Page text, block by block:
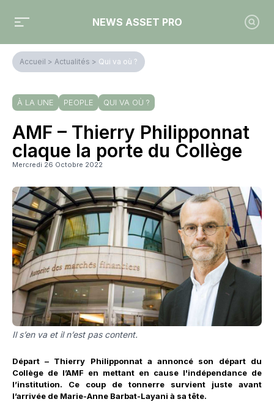
NEWS ASSET PRO
Accueil > Actualités > Qui va où ?
À LA UNE PEOPLE QUI VA OÙ ?
AMF – Thierry Philipponnat
claque la porte du Collège
Mercredi 26 Octobre 2022
Il s’en va et il n’est pas content.
Départ – Thierry Philipponnat a annoncé son départ du
Collège de l’AMF en mettant en cause l'indépendance de
l’institution. Ce coup de tonnerre survient juste avant
l’arrivée de Marie-Anne Barbat-Layani à sa tête.